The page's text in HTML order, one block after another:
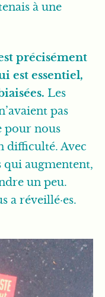
à une
précisément
est essentiel,
Les
pas
pour nous
difficulté. Avec
qui augmentent,
un peu.
a réveillé·es.